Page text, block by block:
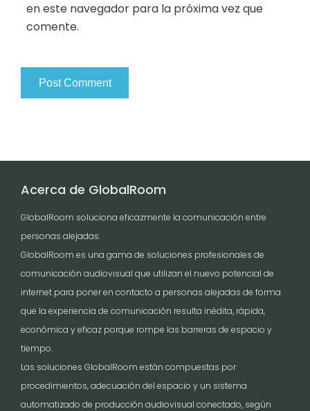
en este navegador para la próxima vez que
comente.
Acerca de GlobalRoom
GlobalRoom soluciona eficazmente la comunicación entre
personas alejadas.
GlobalRoom es una gama de soluciones profesionales de
comunicación audiovisual que utilizan el nuevo potencial de
internet para poner en contacto a personas alejadas de forma
que la experiencia de comunicación resulta inédita, rápida,
económica y eficaz porque rompe las barreras de espacio y
tiempo.
Las soluciones GlobalRoom están compuestas por
procedimientos, adecuación del espacio y un sistema
automatizado de producción audiovisual conectado, según